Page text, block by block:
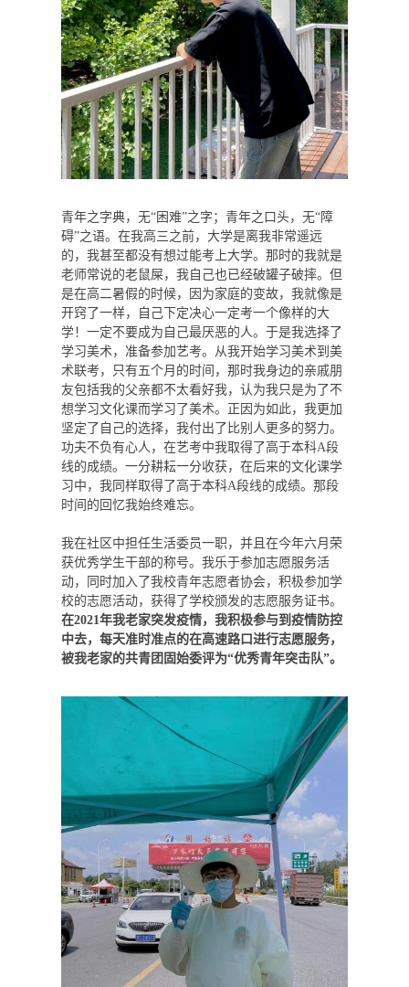
青年之字典，无“困难”之字；青年之口头，无“障
碍”之语。在我高三之前，大学是离我非常遥远
的，我甚至都没有想过能考上大学。那时的我就是
老师常说的老鼠屎，我自己也已经破罐子破摔。但
是在高二暑假的时候，因为家庭的变故，我就像是
开窍了一样，自己下定决心一定考一个像样的大
学！一定不要成为自己最厌恶的人。于是我选择了
学习美术，准备参加艺考。从我开始学习美术到美
术联考，只有五个月的时间，那时我身边的亲戚朋
友包括我的父亲都不太看好我，认为我只是为了不
想学习文化课而学习了美术。正因为如此，我更加
坚定了自己的选择，我付出了比别人更多的努力。
功夫不负有心人，在艺考中我取得了高于本科A段
线的成绩。一分耕耘一分收获，在后来的文化课学
习中，我同样取得了高于本科A段线的成绩。那段
时间的回忆我始终难忘。
我在社区中担任生活委员一职，并且在今年六月荣
获优秀学生干部的称号。我乐于参加志愿服务活
动，同时加入了我校青年志愿者协会，积极参加学
校的志愿活动，获得了学校颁发的志愿服务证书。
在2021年我老家突发疫情，我积极参与到疫情防控
中去，每天准时准点的在高速路口进行志愿服务，
被我老家的共青团固始委评为“优秀青年突击队”。